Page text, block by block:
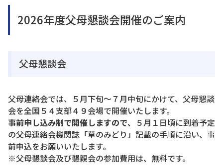
2026年度父母懇談会開催のご案内
父母懇談会
父母連絡会では、５月下旬～７月中旬にかけて、父母懇談
会を全国５４支部４９会場で開催いたします。
事前申し込み制で開催しますので、５月１日頃に到着予定
の父母連絡会機関誌「草のみどり」記載の手順に沿い、事
前申込をお願いいたします。
※父母懇談会及び懇親会の参加費用は、無料です。